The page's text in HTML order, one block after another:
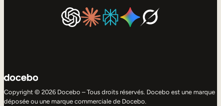
Copyright © 2026 Docebo – Tous droits réservés. Docebo est une marque
déposée ou une marque commerciale de Docebo.